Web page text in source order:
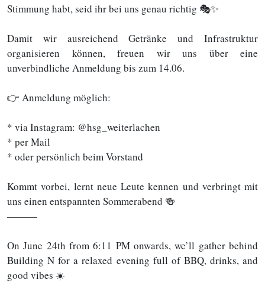
Stimmung habt, seid ihr bei uns genau richtig 🎭✨
Damit wir ausreichend Getränke und Infrastruktur
organisieren können, freuen wir uns über eine
unverbindliche Anmeldung bis zum 14.06.
👉 Anmeldung möglich:
* via Instagram: @hsg_weiterlachen
* per Mail
* oder persönlich beim Vorstand
Kommt vorbei, lernt neue Leute kennen und verbringt mit
uns einen entspannten Sommerabend 🍻
———
On June 24th from 6:11 PM onwards, we’ll gather behind
Building N for a relaxed evening full of BBQ, drinks, and
good vibes ☀️